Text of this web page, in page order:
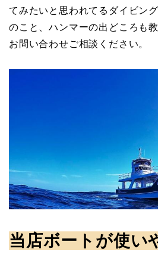
てみたいと思われてるダイビン
のこと、ハンマーの出どころも
お問い合わせご相談ください。
当店ボートが使い